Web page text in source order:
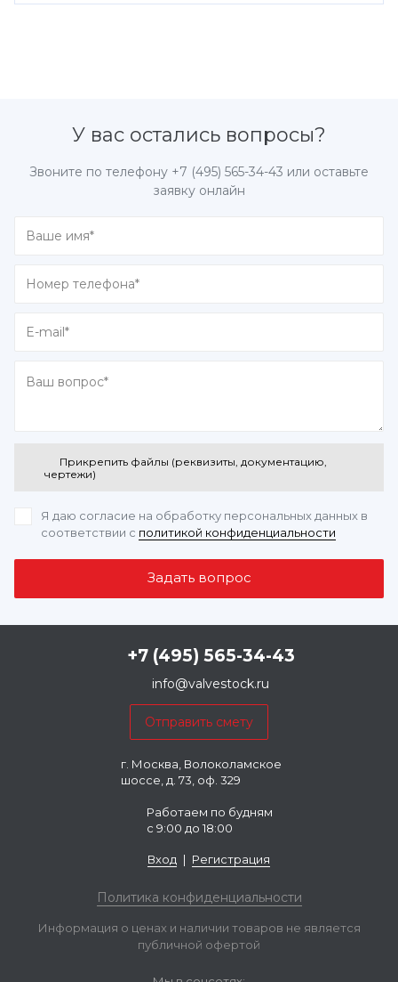
У вас остались вопросы?
Звоните по телефону +7 (495) 565-34-43 или оставьте
заявку онлайн
Прикрепить файлы (реквизиты, документацию,
чертежи)
Я даю согласие на обработку персональных данных в
соответствии с политикой конфиденциальности
+7 (495) 565-34-43
info@valvestock.ru
г. Москва, Волоколамское
шоссе, д. 73, оф. 329
Работаем по будням
с 9:00 до 18:00
Вход | Регистрация
Политика конфиденциальности
Информация о ценах и наличии товаров не является
публичной офертой